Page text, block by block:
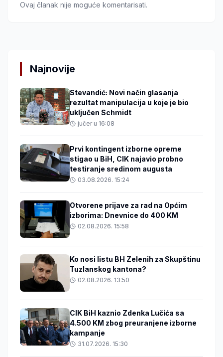
Ovaj članak nije moguće komentarisati.
Najnovije
Stevandić: Novi način glasanja
rezultat manipulacija u koje je bio
uključen Schmidt
jučer u 16:08
Prvi kontingent izborne opreme
stigao u BiH, CIK najavio probno
testiranje sredinom augusta
03.08.2026. 15:24
Otvorene prijave za rad na Općim
izborima: Dnevnice do 400 KM
02.08.2026. 15:58
Ko nosi listu BH Zelenih za Skupštinu
Tuzlanskog kantona?
02.08.2026. 13:50
CIK BiH kaznio Zdenka Lučića sa
4.500 KM zbog preuranjene izborne
kampanje
31.07.2026. 15:30